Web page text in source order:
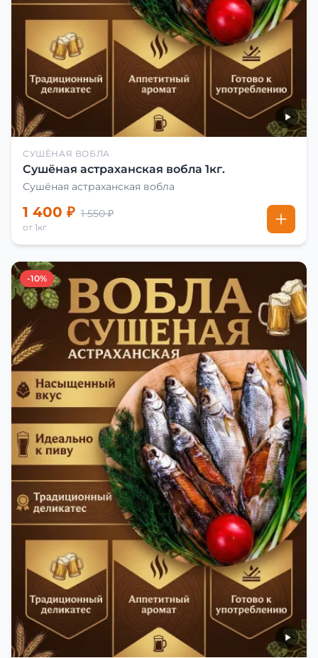
СУШЁНАЯ ВОБЛА
Сушёная астраханская вобла 1кг.
Сушёная астраханская вобла
1 400 ₽ 1 550 ₽
от 1кг
-10%